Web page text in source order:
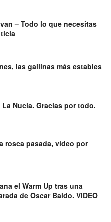
– Todo lo que necesitas
las gallinas más estables
Nucia. Gracias por todo.
rosca pasada, vídeo por
el Warm Up tras una
de Oscar Baldo. VIDEO